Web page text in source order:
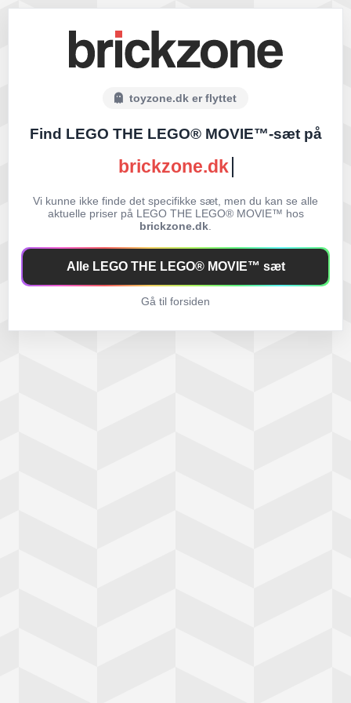
toyzone.dk er flyttet
Find LEGO THE LEGO® MOVIE™-sæt på
brickzone.dk
Vi kunne ikke finde det specifikke sæt, men du kan se alle
aktuelle priser på LEGO THE LEGO® MOVIE™ hos
brickzone.dk
Alle LEGO THE LEGO® MOVIE™ sæt
Gå til forsiden